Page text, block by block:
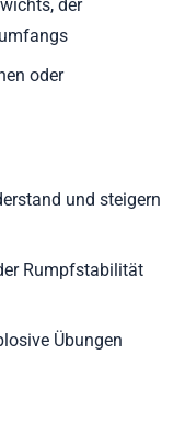
der
oder
und steigern
Rumpfstabilität
Übungen